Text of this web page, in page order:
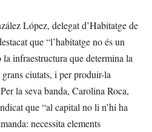
López, delegat d’Habitatge de
que “l’habitatge no és un
infraestructura que determina la
ciutats, i per produir-la
la seva banda, Carolina Roca,
que “al capital no li n’hi ha
necessita elements